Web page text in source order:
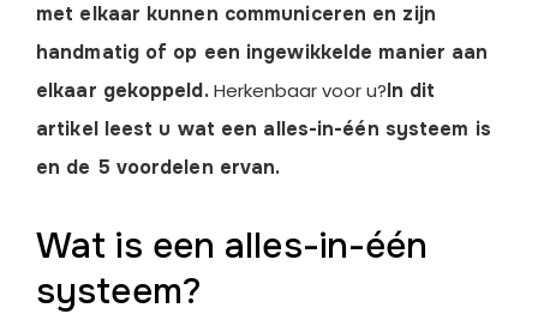
met elkaar kunnen communiceren en zijn
handmatig of op een ingewikkelde manier aan
elkaar gekoppeld.Herkenbaar voor u?In dit
artikel leest u wat een alles-in-één systeem is
en de 5 voordelen ervan.
Wat is een alles-in-één
systeem?